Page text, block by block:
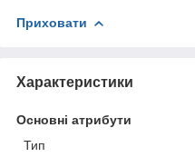
Приховати
Характеристики
Основні атрибути
Тип